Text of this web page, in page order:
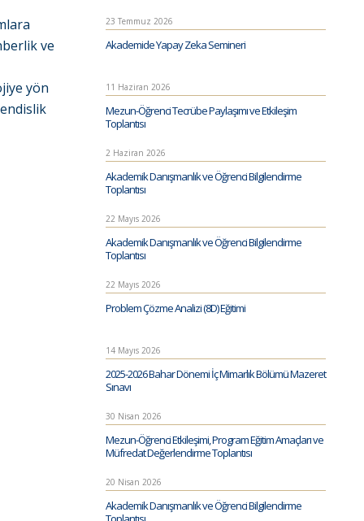
ve
yön
23 Temmuz 2026
Akademide Yapay Zeka Semineri
11 Haziran 2026
Mezun-Öğrenci Tecrübe Paylaşımı ve Etkileşim
Toplantısı
2 Haziran 2026
Akademik Danışmanlık ve Öğrenci Bilgilendirme
Toplantısı
22 Mayıs 2026
Akademik Danışmanlık ve Öğrenci Bilgilendirme
Toplantısı
22 Mayıs 2026
Problem Çözme Analizi (8D) Eğitimi
14 Mayıs 2026
2025-2026 Bahar Dönemi İç Mimarlık Bölümü Mazeret
Sınavı
30 Nisan 2026
Mezun-Öğrenci Etkileşimi, Program Eğitim Amaçları ve
Müfredat Değerlendirme Toplantısı
20 Nisan 2026
Akademik Danışmanlık ve Öğrenci Bilgilendirme